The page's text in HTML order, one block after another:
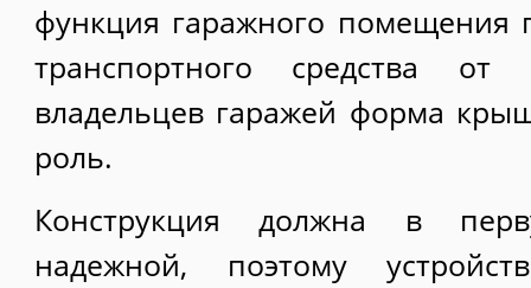
функция гаражного помещения
транспортного средства
владельцев гаражей форма
роль.
Конструкция должна в
надежной, поэтому